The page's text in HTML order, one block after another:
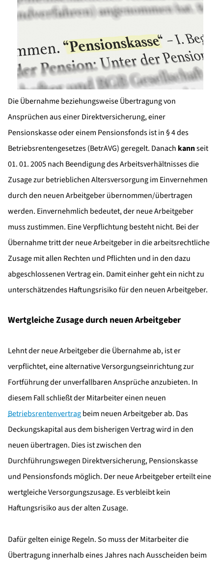
Die Übernahme beziehungsweise Übertragung von
Ansprüchen aus einer Direktversicherung, einer
Pensionskasse oder einem Pensionsfonds ist in § 4 des
Betriebsrentengesetzes (BetrAVG) geregelt. Danach kannseit
01. 01. 2005 nach Beendigung des Arbeitsverhältnisses die
Zusage zur betrieblichen Altersversorgung im Einvernehmen
durch den neuen Arbeitgeber übernommen/übertragen
werden. Einvernehmlich bedeutet, der neue Arbeitgeber
muss zustimmen. Eine Verpflichtung besteht nicht. Bei der
Übernahme tritt der neue Arbeitgeber in die arbeitsrechtliche
Zusage mit allen Rechten und Pflichten und in den dazu
abgeschlossenen Vertrag ein. Damit einher geht ein nicht zu
unterschätzendes Haftungsrisiko für den neuen Arbeitgeber.
Wertgleiche Zusage durch neuen Arbeitgeber
Lehnt der neue Arbeitgeber die Übernahme ab, ist er
verpflichtet, eine alternative Versorgungseinrichtung zur
Fortführung der unverfallbaren Ansprüche anzubieten. In
diesem Fall schließt der Mitarbeiter einen neuen
Betriebsrentenvertragbeim neuen Arbeitgeber ab. Das
Deckungskapital aus dem bisherigen Vertrag wird in den
neuen übertragen. Dies ist zwischen den
Durchführungswegen Direktversicherung, Pensionskasse
und Pensionsfonds möglich. Der neue Arbeitgeber erteilt eine
wertgleiche Versorgungszusage. Es verbleibt kein
Haftungsrisiko aus der alten Zusage.
Dafür gelten einige Regeln. So muss der Mitarbeiter die
Übertragung innerhalb eines Jahres nach Ausscheiden beim